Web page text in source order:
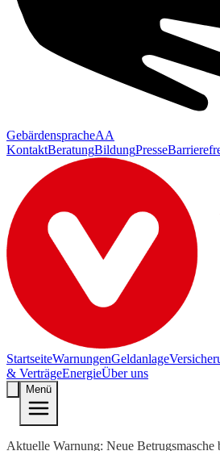
GebärdenspracheAA
KontaktBeratungBildungPresse
StartseiteWarnungenGeldanlage
& VerträgeEnergieÜber uns
Menü
Aktuelle Warnung: Neue